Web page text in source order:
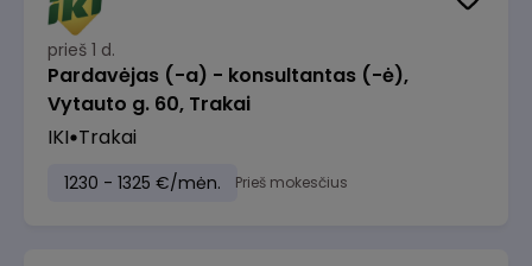
prieš 1 d.
Pardavėjas (-a) - konsultantas (-ė),
Vytauto g. 60, Trakai
IKI Trakai
1230 - 1325 €/mėn. Prieš mokesčius